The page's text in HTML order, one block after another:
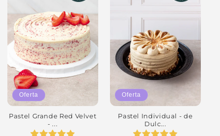
Oferta
Pastel Grande Red Velvet
- ...
Oferta
Pastel Individual - de
Dulc...